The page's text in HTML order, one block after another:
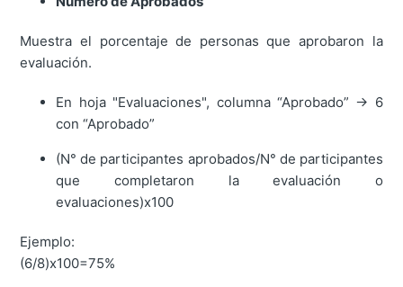
Muestra el porcentaje de personas que aprobaron la
evaluación.
En hoja "Evaluaciones", columna “Aprobado” → 6
con “Aprobado”
(N° de participantes aprobados/N° de participantes
que completaron la evaluación o
evaluaciones)x100
Ejemplo:
(6/8)x100=75%